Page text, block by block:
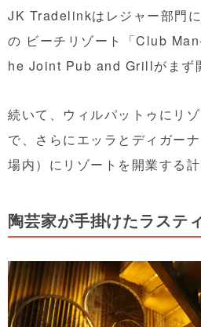
JK Tradelinkはレジャー部門
の ビーチリゾート「Club
he Joint Pub and Grillがまず
続いて、ウィルパットゥにリ
で、さらにエッラとディガー
場内）にリゾートを開業する計
陶芸家が手掛けたラステ